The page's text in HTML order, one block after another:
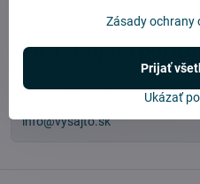
Potrebujete
Kontaktujte nás:
info@vysajto.sk
Zásady ochrany
Ukázať
Prijať